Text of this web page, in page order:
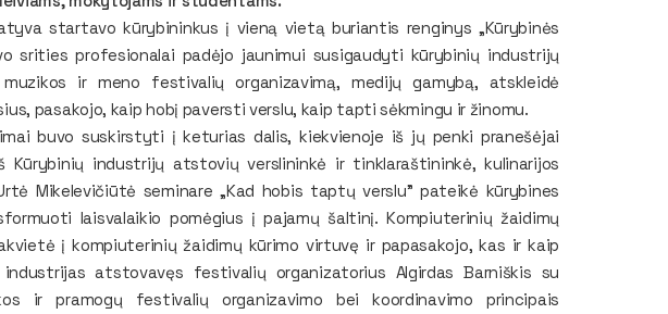
startavo kūrybininkus į vieną vietą buriantis renginys „Kūrybinės
srities profesionalai padėjo jaunimui susigaudyti kūrybinių industrijų
ir meno festivalių organizavimą, medijų gamybą, atskleidė
pasakojo, kaip hobį paversti verslu, kaip tapti sėkmingu ir žinomu.
buvo suskirstyti į keturias dalis, kiekvienoje iš jų penki pranešėjai
Kūrybinių industrijų atstovių verslininkė ir tinklaraštininkė, kulinarijos
Mikelevičiūtė seminare „Kad hobis taptų verslu” pateikė kūrybines
laisvalaikio pomėgius į pajamų šaltinį. Kompiuterinių žaidimų
į kompiuterinių žaidimų kūrimo virtuvę ir papasakojo, kas ir kaip
atstovavęs festivalių organizatorius Algirdas Barniškis su
ir pramogų festivalių organizavimo bei koordinavimo principais